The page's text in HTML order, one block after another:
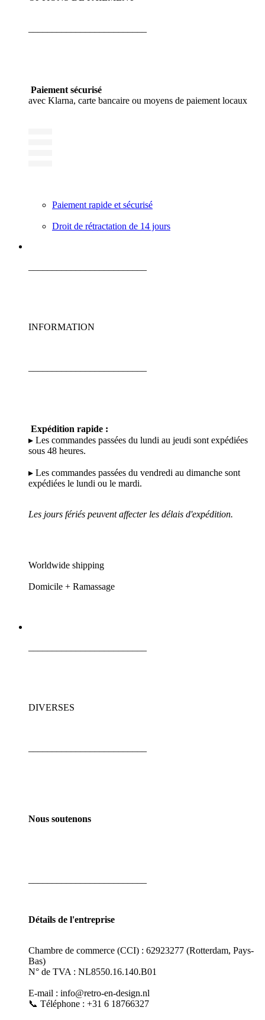
Paiement sécurisé
avec Klarna, carte bancaire ou moyens de paiement locaux
Paiement rapide et sécurisé
Droit de rétractation de 14 jours
INFORMATION
Expédition rapide :
▸ Les commandes passées du lundi au jeudi sont expédiées
sous 48 heures.
▸ Les commandes passées du vendredi au dimanche sont
expédiées le lundi ou le mardi.
Les jours fériés peuvent affecter les délais d'expédition.
Worldwide shipping
Domicile + Ramassage
DIVERSES
Nous soutenons
Détails de l'entreprise
Chambre de commerce (CCI) : 62923277 (Rotterdam, Pays-
Bas)
N° de TVA : NL8550.16.140.B01
E-mail : info@retro-en-design.nl
📞 Téléphone : +31 6 18766327